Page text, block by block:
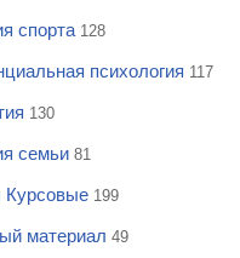
спорта 128
психология 117
130
семьи 81
Курсовые 199
материал 49